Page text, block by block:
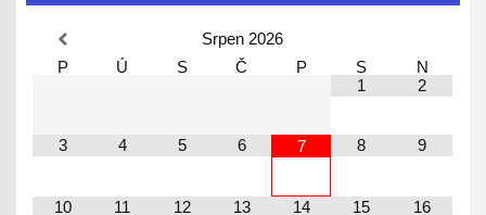
Srpen 2026
P
Ú S Č P S
N
1
2
3 4 5 6 7 8 9
10 11 12 13 14 15 16